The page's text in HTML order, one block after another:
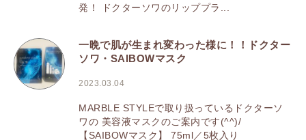
発！ ドクターソワのリッププラ...
一晩で肌が生まれ変わった様に！！ドクター
ソワ・SAIBOWマスク
2023.03.04
MARBLE STYLEで取り扱っているドクターソ
ワの 美容液マスクのご案内です(^^)/
【SAIBOWマスク】 75ml／5枚入り